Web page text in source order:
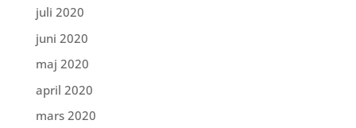
juli 2020
juni 2020
maj 2020
april 2020
mars 2020